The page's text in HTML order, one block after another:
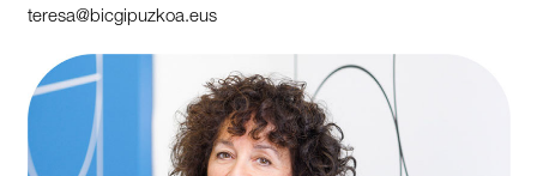
teresa@bicgipuzkoa.eus